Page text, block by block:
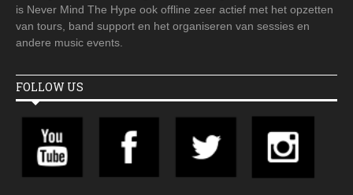
is Never Mind The Hype ook offline zeer actief met het opzetten
van tours, band support en het organiseren van sessies en
andere music events.
FOLLOW US